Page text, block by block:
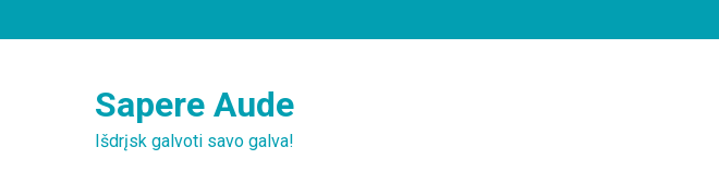
to
Sapere Aude
Išdrįsk galvoti savo galva!